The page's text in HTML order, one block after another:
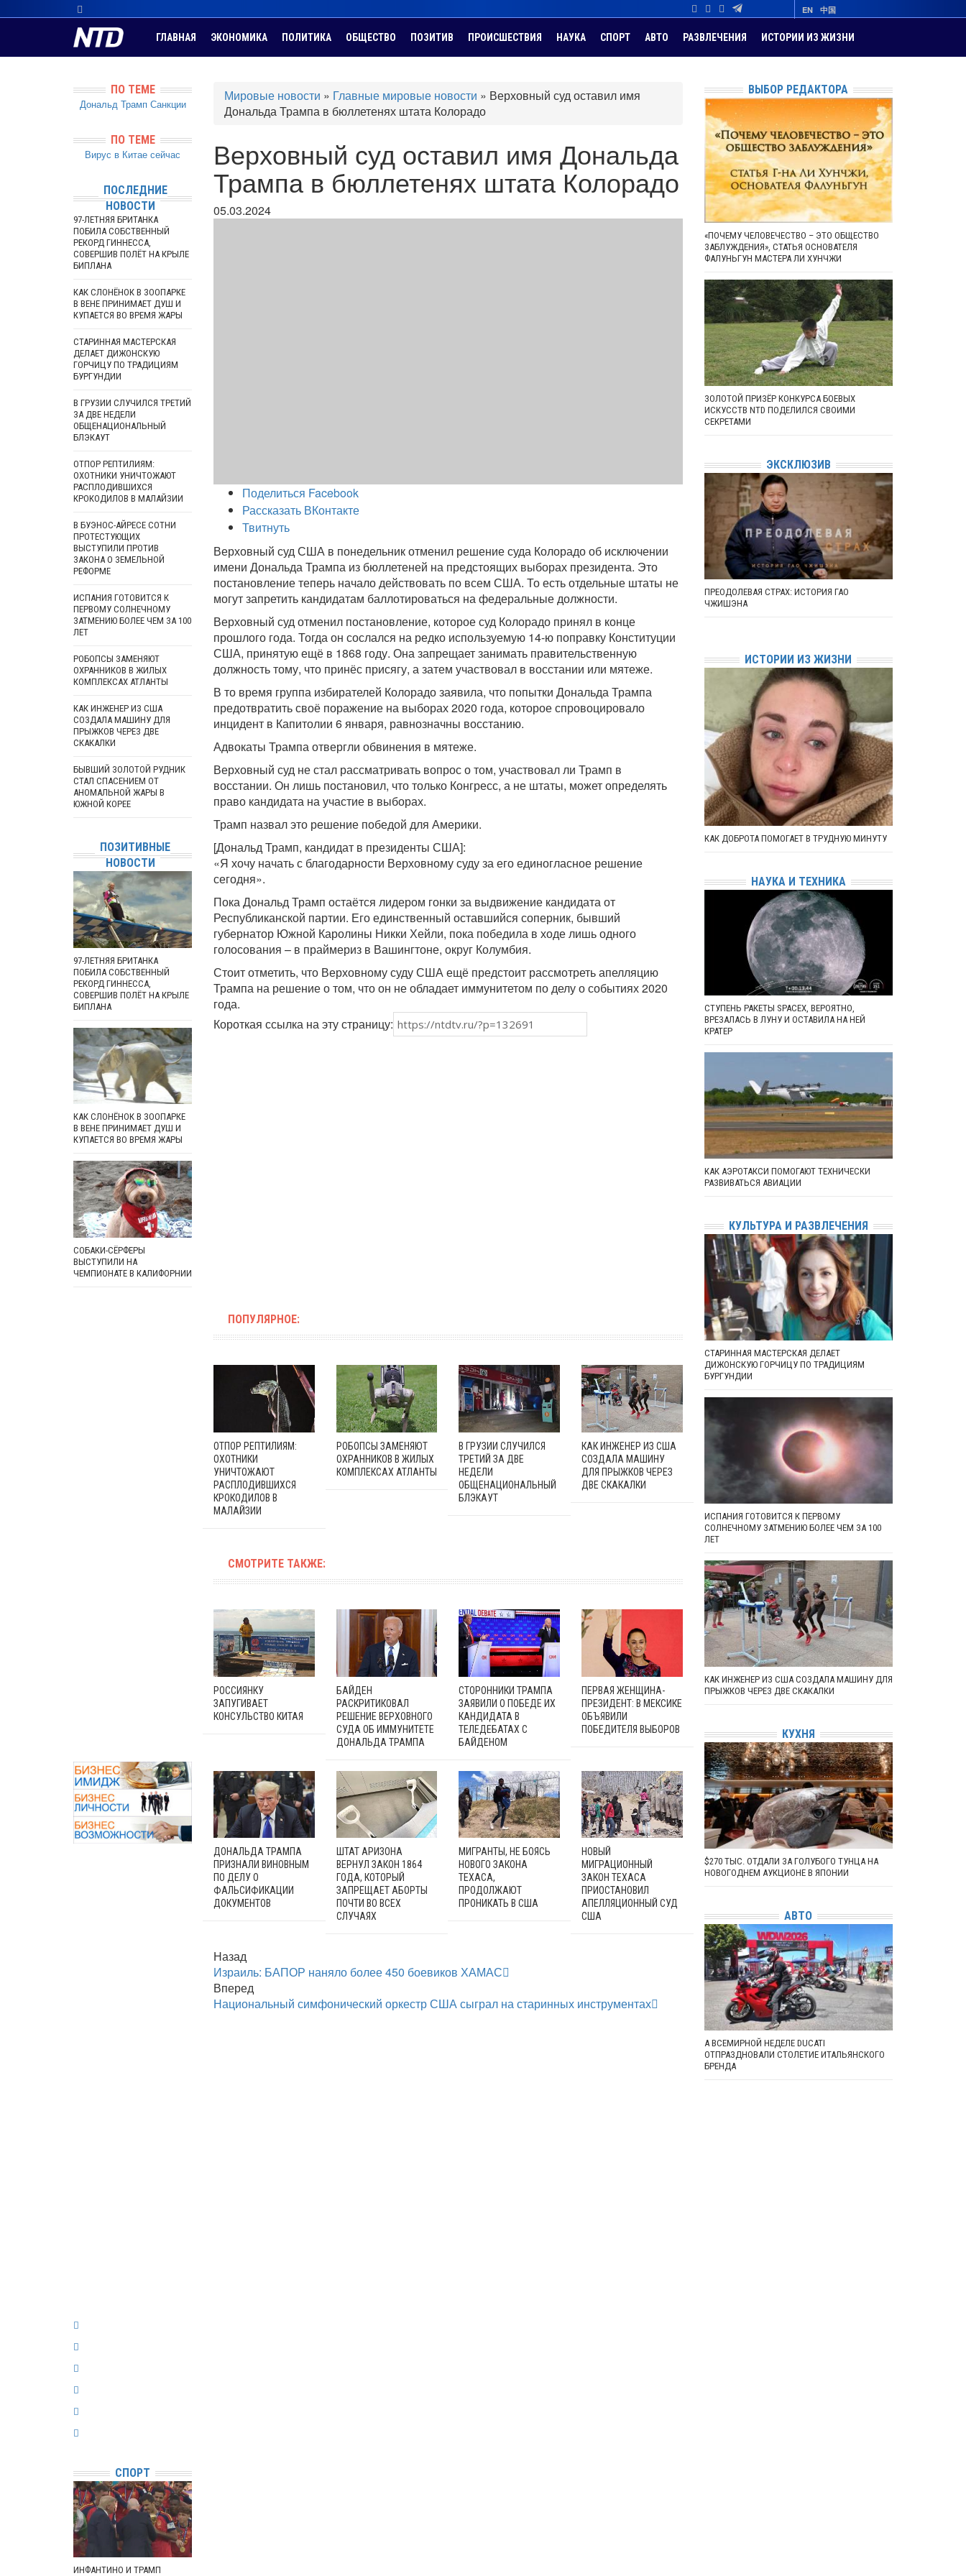
EN 中国
ГЛАВНАЯ ЭКОНОМИКА ПОЛИТИКА ОБЩЕСТВО ПОЗИТИВ ПРОИСШЕСТВИЯ НАУКА СПОРТ АВТО РАЗВЛЕЧЕНИЯ ИСТОРИИ ИЗ ЖИЗНИ
Мировые новости » Главные мировые новости » Верховный суд оставил имя
Дональда Трампа в бюллетенях штата Колорадо
Верховный суд оставил имя Дональда
Трампа в бюллетенях штата Колорадо
05.03.2024
Поделиться Facebook
Рассказать ВКонтакте
Твитнуть
Верховный суд США в понедельник отменил решение суда Колорадо об исключении
имени Дональда Трампа из бюллетеней на предстоящих выборах президента. Это
постановление теперь начало действовать по всем США. То есть отдельные штаты не
могут запретить кандидатам баллотироваться на федеральные должности.
Верховный суд отменил постановление, которое суд Колорадо принял в конце
прошлого года. Тогда он сослался на редко используемую 14-ю поправку Конституции
США, принятую ещё в 1868 году. Она запрещает занимать правительственную
должность тому, что принёс присягу, а затем участвовал в восстании или мятеже.
В то время группа избирателей Колорадо заявила, что попытки Дональда Трампа
предотвратить своё поражение на выборах 2020 года, которое спровоцировало
инцидент в Капитолии 6 января, равнозначны восстанию.
Адвокаты Трампа отвергли обвинения в мятеже.
Верховный суд не стал рассматривать вопрос о том, участвовал ли Трамп в
восстании. Он лишь постановил, что только Конгресс, а не штаты, может определять
право кандидата на участие в выборах.
Трамп назвал это решение победой для Америки.
[Дональд Трамп, кандидат в президенты США]:
«Я хочу начать с благодарности Верховному суду за его единогласное решение
сегодня».
Пока Дональд Трамп остаётся лидером гонки за выдвижение кандидата от
Республиканской партии. Его единственный оставшийся соперник, бывший
губернатор Южной Каролины Никки Хейли, пока победила в ходе лишь одного
голосования – в праймериз в Вашингтоне, округ Колумбия.
Стоит отметить, что Верховному суду США ещё предстоит рассмотреть апелляцию
Трампа на решение о том, что он не обладает иммунитетом по делу о событиях 2020
года.
Короткая ссылка на эту страницу:
ПОПУЛЯРНОЕ:
ОТПОР РЕПТИЛИЯМ:
ОХОТНИКИ
УНИЧТОЖАЮТ
РАСПЛОДИВШИХСЯ
КРОКОДИЛОВ В
МАЛАЙЗИИ
РОБОПСЫ ЗАМЕНЯЮТ
ОХРАННИКОВ В ЖИЛЫХ
КОМПЛЕКСАХ АТЛАНТЫ
В ГРУЗИИ СЛУЧИЛСЯ
ТРЕТИЙ ЗА ДВЕ
НЕДЕЛИ
ОБЩЕНАЦИОНАЛЬНЫЙ
БЛЭКАУТ
КАК ИНЖЕНЕР ИЗ США
СОЗДАЛА МАШИНУ
ДЛЯ ПРЫЖКОВ ЧЕРЕЗ
ДВЕ СКАКАЛКИ
СМОТРИТЕ ТАКЖЕ:
РОССИЯНКУ
ЗАПУГИВАЕТ
КОНСУЛЬСТВО КИТАЯ
БАЙДЕН
РАСКРИТИКОВАЛ
РЕШЕНИЕ ВЕРХОВНОГО
СУДА ОБ ИММУНИТЕТЕ
ДОНАЛЬДА ТРАМПА
СТОРОННИКИ ТРАМПА
ЗАЯВИЛИ О ПОБЕДЕ ИХ
КАНДИДАТА В
ТЕЛЕДЕБАТАХ С
БАЙДЕНОМ
ПЕРВАЯ ЖЕНЩИНА-
ПРЕЗИДЕНТ: В МЕКСИКЕ
ОБЪЯВИЛИ
ПОБЕДИТЕЛЯ ВЫБОРОВ
ДОНАЛЬДА ТРАМПА
ПРИЗНАЛИ ВИНОВНЫМ
ПО ДЕЛУ О
ФАЛЬСИФИКАЦИИ
ДОКУМЕНТОВ
ШТАТ АРИЗОНА
ВЕРНУЛ ЗАКОН 1864
ГОДА, КОТОРЫЙ
ЗАПРЕЩАЕТ АБОРТЫ
ПОЧТИ ВО ВСЕХ
СЛУЧАЯХ
МИГРАНТЫ, НЕ БОЯСЬ
НОВОГО ЗАКОНА
ТЕХАСА,
ПРОДОЛЖАЮТ
ПРОНИКАТЬ В США
НОВЫЙ
МИГРАЦИОННЫЙ
ЗАКОН ТЕХАСА
ПРИОСТАНОВИЛ
АПЕЛЛЯЦИОННЫЙ СУД
США
Назад
Израиль: БАПОР наняло более 450 боевиков ХАМАС
Вперед
Национальный симфонический оркестр США сыграл на старинных инструментах
ПО ТЕМЕ
Дональд Трамп Санкции
ПО ТЕМЕ
Вирус в Китае сейчас
ПОСЛЕДНИЕ
НОВОСТИ
97-ЛЕТНЯЯ БРИТАНКА
ПОБИЛА СОБСТВЕННЫЙ
РЕКОРД ГИННЕССА,
СОВЕРШИВ ПОЛЁТ НА КРЫЛЕ
БИПЛАНА
КАК СЛОНЁНОК В ЗООПАРКЕ
В ВЕНЕ ПРИНИМАЕТ ДУШ И
КУПАЕТСЯ ВО ВРЕМЯ ЖАРЫ
СТАРИННАЯ МАСТЕРСКАЯ
ДЕЛАЕТ ДИЖОНСКУЮ
ГОРЧИЦУ ПО ТРАДИЦИЯМ
БУРГУНДИИ
В ГРУЗИИ СЛУЧИЛСЯ ТРЕТИЙ
ЗА ДВЕ НЕДЕЛИ
ОБЩЕНАЦИОНАЛЬНЫЙ
БЛЭКАУТ
ОТПОР РЕПТИЛИЯМ:
ОХОТНИКИ УНИЧТОЖАЮТ
РАСПЛОДИВШИХСЯ
КРОКОДИЛОВ В МАЛАЙЗИИ
В БУЭНОС-АЙРЕСЕ СОТНИ
ПРОТЕСТУЮЩИХ
ВЫСТУПИЛИ ПРОТИВ
ЗАКОНА О ЗЕМЕЛЬНОЙ
РЕФОРМЕ
ИСПАНИЯ ГОТОВИТСЯ К
ПЕРВОМУ СОЛНЕЧНОМУ
ЗАТМЕНИЮ БОЛЕЕ ЧЕМ ЗА 100
ЛЕТ
РОБОПСЫ ЗАМЕНЯЮТ
ОХРАННИКОВ В ЖИЛЫХ
КОМПЛЕКСАХ АТЛАНТЫ
КАК ИНЖЕНЕР ИЗ США
СОЗДАЛА МАШИНУ ДЛЯ
ПРЫЖКОВ ЧЕРЕЗ ДВЕ
СКАКАЛКИ
БЫВШИЙ ЗОЛОТОЙ РУДНИК
СТАЛ СПАСЕНИЕМ ОТ
АНОМАЛЬНОЙ ЖАРЫ В
ЮЖНОЙ КОРЕЕ
ПОЗИТИВНЫЕ
НОВОСТИ
97-ЛЕТНЯЯ БРИТАНКА
ПОБИЛА СОБСТВЕННЫЙ
РЕКОРД ГИННЕССА,
СОВЕРШИВ ПОЛЁТ НА КРЫЛЕ
БИПЛАНА
КАК СЛОНЁНОК В ЗООПАРКЕ
В ВЕНЕ ПРИНИМАЕТ ДУШ И
КУПАЕТСЯ ВО ВРЕМЯ ЖАРЫ
СОБАКИ-СЁРФЕРЫ
ВЫСТУПИЛИ НА
ЧЕМПИОНАТЕ В КАЛИФОРНИИ
СПОРТ
ИНФАНТИНО И ТРАМП
ВЫБОР РЕДАКТОРА
«ПОЧЕМУ ЧЕЛОВЕЧЕСТВО – ЭТО ОБЩЕСТВО
ЗАБЛУЖДЕНИЯ», СТАТЬЯ ОСНОВАТЕЛЯ
ФАЛУНЬГУН МАСТЕРА ЛИ ХУНЧЖИ
ЗОЛОТОЙ ПРИЗЁР КОНКУРСА БОЕВЫХ
ИСКУССТВ NTD ПОДЕЛИЛСЯ СВОИМИ
СЕКРЕТАМИ
ЭКСКЛЮЗИВ
ПРЕОДОЛЕВАЯ СТРАХ: ИСТОРИЯ ГАО
ЧЖИШЭНА
ИСТОРИИ ИЗ ЖИЗНИ
КАК ДОБРОТА ПОМОГАЕТ В ТРУДНУЮ МИНУТУ
НАУКА И ТЕХНИКА
СТУПЕНЬ РАКЕТЫ SPACEX, ВЕРОЯТНО,
ВРЕЗАЛАСЬ В ЛУНУ И ОСТАВИЛА НА НЕЙ
КРАТЕР
КАК АЭРОТАКСИ ПОМОГАЮТ ТЕХНИЧЕСКИ
РАЗВИВАТЬСЯ АВИАЦИИ
КУЛЬТУРА И РАЗВЛЕЧЕНИЯ
СТАРИННАЯ МАСТЕРСКАЯ ДЕЛАЕТ
ДИЖОНСКУЮ ГОРЧИЦУ ПО ТРАДИЦИЯМ
БУРГУНДИИ
ИСПАНИЯ ГОТОВИТСЯ К ПЕРВОМУ
СОЛНЕЧНОМУ ЗАТМЕНИЮ БОЛЕЕ ЧЕМ ЗА 100
ЛЕТ
КАК ИНЖЕНЕР ИЗ США СОЗДАЛА МАШИНУ ДЛЯ
ПРЫЖКОВ ЧЕРЕЗ ДВЕ СКАКАЛКИ
КУХНЯ
$270 ТЫС. ОТДАЛИ ЗА ГОЛУБОГО ТУНЦА НА
НОВОГОДНЕМ АУКЦИОНЕ В ЯПОНИИ
АВТО
А ВСЕМИРНОЙ НЕДЕЛЕ DUCATI
ОТПРАЗДНОВАЛИ СТОЛЕТИЕ ИТАЛЬЯНСКОГО
БРЕНДА